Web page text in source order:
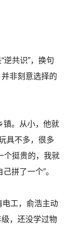
逆共识”，换句
非刻意选择的
镇。从小，他就
具不多，很多
个挺贵的，我就
拼了一个”。
电工，俞浩主动
，还没学过物